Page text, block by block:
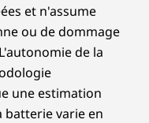
et n'assume
ou de dommage
de la
une estimation
batterie varie en